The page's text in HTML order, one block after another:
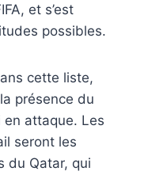
et s’est
possibles.
cette liste,
présence du
attaque. Les
seront les
du Qatar, qui